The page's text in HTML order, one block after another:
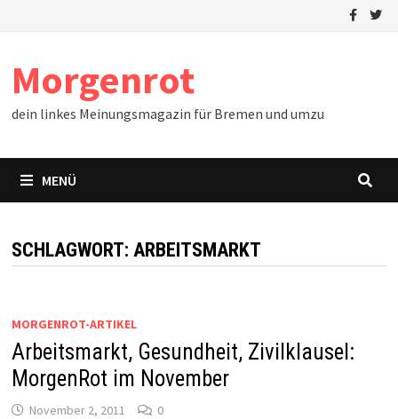
Morgenrot
dein linkes Meinungsmagazin für Bremen und umzu
MENÜ
SCHLAGWORT: ARBEITSMARKT
MORGENROT-ARTIKEL
Arbeitsmarkt, Gesundheit, Zivilklausel:
MorgenRot im November
November 2, 2011 0